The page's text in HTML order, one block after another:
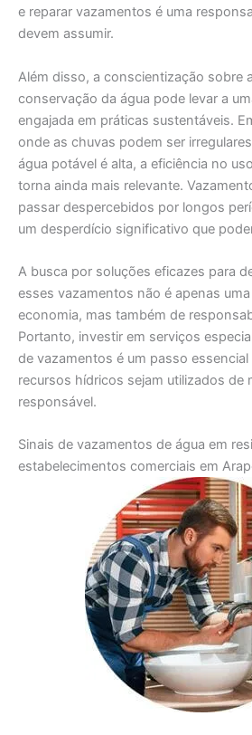
e reparar vazamentos é uma
devem assumir.
Além disso, a conscientização sobre
conservação da água pode levar a
engajada em práticas sustentáveis.
onde as chuvas podem ser
água potável é alta, a eficiência no
torna ainda mais relevante.
passar despercebidos por longos
um desperdício significativo que
A busca por soluções eficazes para
esses vazamentos não é apenas
economia, mas também de
Portanto, investir em serviços
de vazamentos é um passo
recursos hídricos sejam utilizados de
responsável.
Sinais de vazamentos de água em
estabelecimentos comerciais em